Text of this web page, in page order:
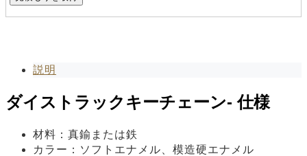
説明
ダイストラックキーチェーン- 仕様
材料：真鍮または鉄
カラー：ソフトエナメル、模造硬エナメル